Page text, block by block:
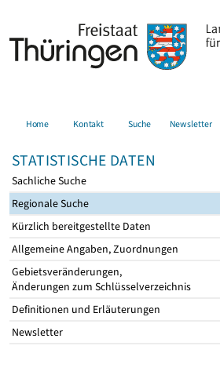
Home Kontakt Suche Newsletter
STATISTISCHE DATEN
Sachliche Suche
Regionale Suche
Kürzlich bereitgestellte Daten
Allgemeine Angaben, Zuordnungen
Gebietsveränderungen,
Änderungen zum Schlüsselverzeichnis
Definitionen und Erläuterungen
Newsletter